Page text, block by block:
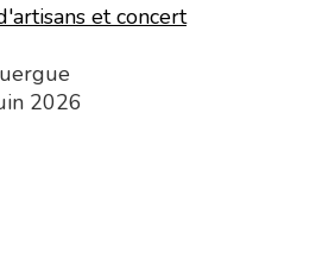
et concert
2026